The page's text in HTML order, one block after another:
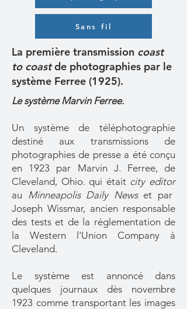
Sans fil
La première transmission coast
to coastde photographies par le
système Ferree (1925).
Le système Marvin Ferree.
Un système de téléphotographie
destiné aux transmissions de
photographies de presse a été conçu
en 1923 par Marvin J. Ferree, de
Cleveland, Ohio. qui étaitcity editor
au Minneapolis Daily News et par
Joseph Wissmar, ancien responsable
des tests et de la réglementation de
la Western l'Union Company à
Cleveland.
Le système est annoncé dans
quelques journaux dès novembre
1923 comme transportant les images